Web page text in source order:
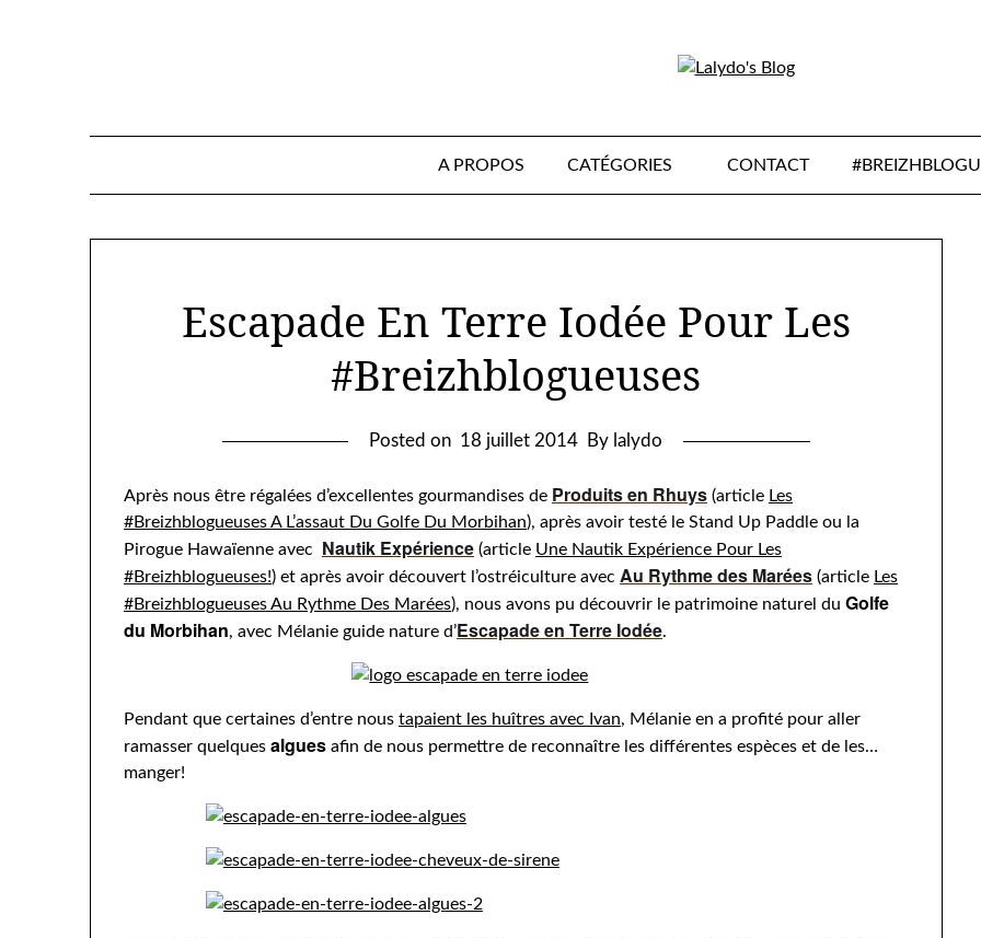
A PROPOS CATÉGORIES CONTACT
Escapade En Terre Iodée Pour Les
#Breizhblogueuses
Posted on 18 juillet 2014 By lalydo
Après nous être régalées d’excellentes gourmandises de Produits en Rhuys (article Les
#Breizhblogueuses A L’assaut Du Golfe Du Morbihan), après avoir testé le Stand Up Paddle ou la
Pirogue Hawaïenne avec
Nautik Expérience (article Une Nautik Expérience Pour Les
#Breizhblogueuses!) et après avoir découvert l’ostréiculture avec Au Rythme des Marées (article Les
#Breizhblogueuses Au Rythme Des Marées), nous avons pu découvrir le patrimoine naturel du Golfe
du Morbihan, avec Mélanie guide nature d’Escapade en Terre Iodée.
Pendant que certaines d’entre nous tapaient les huîtres avec Ivan, Mélanie en a profité pour aller
ramasser quelques algues afin de nous permettre de reconnaître les différentes espèces et de les…
manger!